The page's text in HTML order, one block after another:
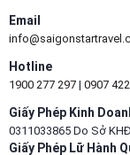
Email
Hotline
1900 277 297 | 0907
Giấy Phép Kinh
0311033865 Do Sở
Giấy Phép Lữ Hành